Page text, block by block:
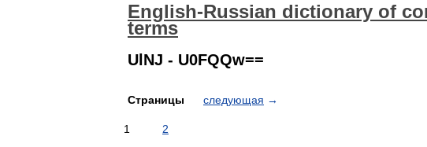
English-Russian dictionary of
terms
UlNJ - U0FQQw==
Страницы следующая →
1 2